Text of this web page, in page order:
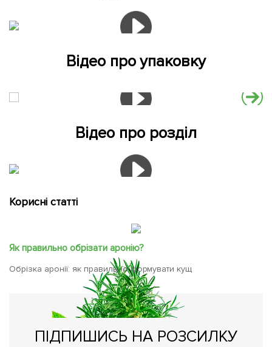
Відео про упаковку
Відео про розділ
Корисні статті
Як правильно обрізати аронію?
Обрізка аронії: як правильно формувати кущ
ПІДПИШИСЬ НА РОЗСИЛКУ